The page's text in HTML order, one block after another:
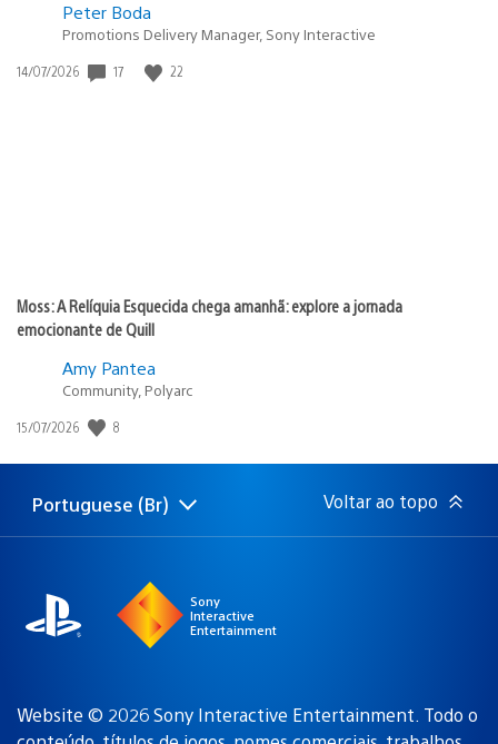
Peter Boda
Promotions Delivery Manager, Sony Interactive
Data
14/07/2026 17 22
Moss: A Relíquia Esquecida chega amanhã: explore a jornada
emocionante de Quill
Amy Pantea
Community, Polyarc
Data
publicação:
15/07/2026 8
Selecione
Região
Portuguese (Br) Voltar ao topo
Sony
Interactive
Entertainment
Website © 2026 Sony Interactive Entertainment. Todo o